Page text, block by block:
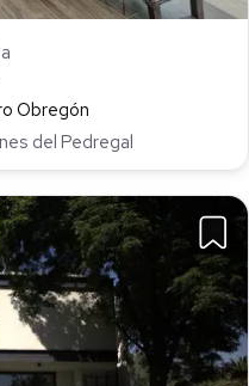
Obregón
del Pedregal